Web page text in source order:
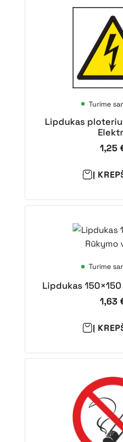
Turime
Lipdukas
1,25
Į
Turime
Lipdukas
1,63
Į